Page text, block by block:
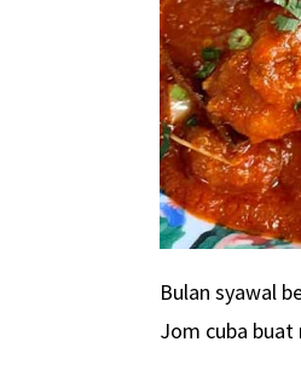
Bulan syawal
Jom cuba buat